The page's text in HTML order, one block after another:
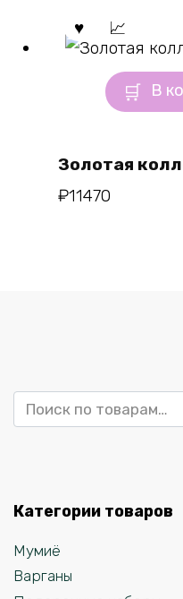
В
Золотая
₽11470
Искать:
Категории товаров
Мумиё
Варганы